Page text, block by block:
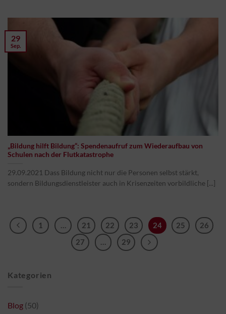
„Bildung hilft Bildung“: Spendenaufruf zum Wiederaufbau von
Schulen nach der Flutkatastrophe
29.09.2021 Dass Bildung nicht nur die Personen selbst stärkt,
sondern Bildungsdienstleister auch in Krisenzeiten vorbildliche [...]
29
Sep.
1 21 22 23 24 25
26
27
… 29
Kategorien
Blog (50)